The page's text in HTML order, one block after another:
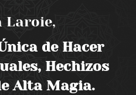
Laroie,
de Hacer
Hechizos
Alta Magia.